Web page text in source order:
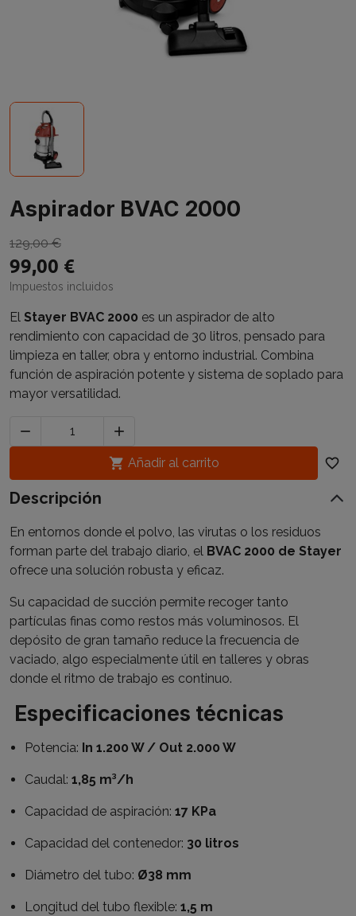
Aspirador BVAC 2000
129,00 €
99,00 €
Impuestos incluidos
El Stayer BVAC 2000 es un aspirador de alto
rendimiento con capacidad de 30 litros, pensado para
limpieza en taller, obra y entorno industrial. Combina
función de aspiración potente y sistema de soplado para
mayor versatilidad.


 Añadir al carrito favorite_border
Descripción
En entornos donde el polvo, las virutas o los residuos
forman parte del trabajo diario, el BVAC 2000 de Stayer
ofrece una solución robusta y eficaz.
Su capacidad de succión permite recoger tanto
partículas finas como restos más voluminosos. El
depósito de gran tamaño reduce la frecuencia de
vaciado, algo especialmente útil en talleres y obras
donde el ritmo de trabajo es continuo.
Especificaciones técnicas
Potencia: In 1.200 W / Out 2.000 W
Caudal:1,85 m³/h
Capacidad de aspiración:17 KPa
Capacidad del contenedor: 30 litros
Diámetro del tubo: Ø38 mm
Longitud del tubo flexible:1,5 m